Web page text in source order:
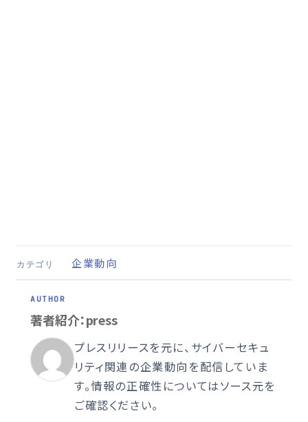
カテゴリ 企業動向
著者紹介：press
プレスリリースを元に、サイバーセキュ
リティ関連の企業動向を配信していま
す。情報の正確性についてはソース元を
ご確認ください。